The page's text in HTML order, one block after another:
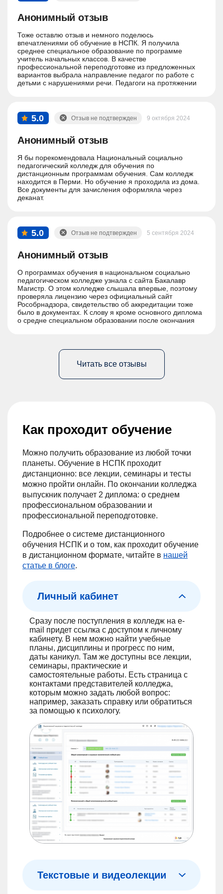
Анонимный отзыв
Тоже оставлю отзыв и немного поделюсь
впечатлениями об обучение в НСПК. Я получила
среднее специальное образование по программе
учитель начальных классов. В качестве
профессиональной переподготовке из предложенных
вариантов выбрала направление педагог по работе с
детьми с нарушениями речи. Педагоги на протяжении
все решаемо если чуть-чуть напрячься. Спасибо,
прекрасный опыт!
5.0
Анонимный отзыв
9 октября 2024
Отзыв не подтвержден
Я бы порекомендовала Национальный социально
педагогический колледж для обучения по
дистанционным программам обучения. Сам колледж
находится в Перми. Но обучение я проходила из дома.
Все документы для зачисления оформляла через
деканат.
5.0
Анонимный отзыв
5 сентября 2024
Отзыв не подтвержден
О программах обучения в национальном социально
педагогическом колледже узнала с сайта Бакалавр
Магистр. О этом колледже слышала впервые, поэтому
проверяла лицензию через официальный сайт
Рособрнадзора, свидетельство об аккредитации тоже
было в документах. К слову я кроме основного диплома
о средне специальном образовании после окончания
Читать все отзывы
Как проходит обучение
Можно получить образование из любой точки
планеты. Обучение в НСПК проходит
дистанционно: все лекции, семинары и тесты
можно пройти онлайн. По окончании колледжа
выпускник получает 2 диплома: о среднем
профессиональном образовании и
профессиональной переподготовке.
Подробнее о системе дистанционного
обучения НСПК и о том, как проходит обучение
в дистанционном формате, читайте в нашей
статье в блоге.
Личный кабинет
Сразу после поступления в колледж на e-
mail придет ссылка с доступом к личному
кабинету. В нем можно найти учебные
планы, дисциплины и прогресс по ним,
даты каникул. Там же доступны все лекции,
семинары, практические и
самостоятельные работы. Есть страница с
контактами представителей колледжа,
которым можно задать любой вопрос:
например, заказать справку или обратиться
за помощью к психологу.
Текстовые и видеолекции